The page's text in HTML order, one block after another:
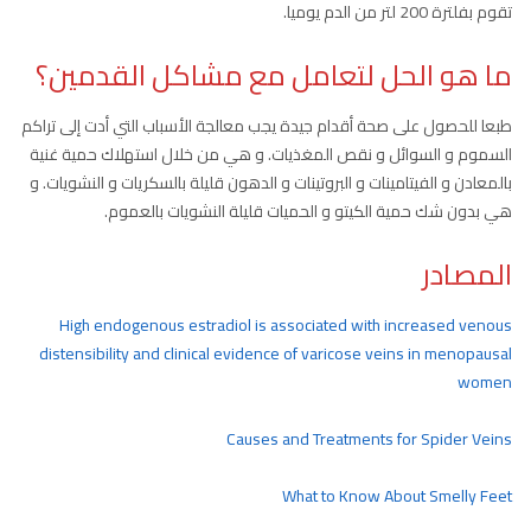
تقوم بفلترة 200 لتر من الدم يوميا.
ما هو الحل لتعامل مع مشاكل القدمين؟
طبعا للحصول على صحة أقدام جيدة يجب معالجة الأسباب التي أدت إلى تراكم
السموم و السوائل و نقص المغذيات. و هي من خلال استهلاك حمية غنية
بالمعادن و الفيتامينات و البروتينات و الدهون قليلة بالسكريات و النشويات. و
هي بدون شك حمية الكيتو و الحميات قليلة النشويات بالعموم.
المصادر
High endogenous estradiol is associated with increased venous
distensibility and clinical evidence of varicose veins in menopausal
women
Causes and Treatments for Spider Veins
What to Know About Smelly Feet